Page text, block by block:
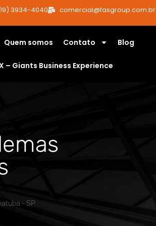
3934-4040 comercial@fasgroup.com.br
Quem somos Contato Blog
– Giants Business Experience
- SP